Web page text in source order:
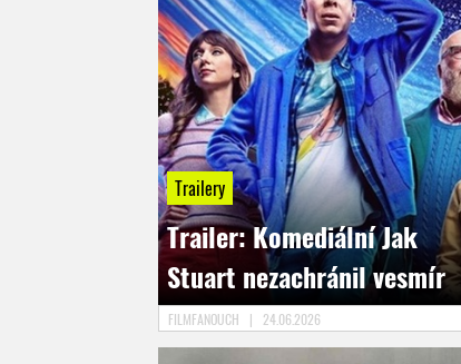
STATISTIKY
Trailery
Trailer: Komediální Jak
Stuart nezachránil vesmír
FILMFANOUCH | 24.06.2026